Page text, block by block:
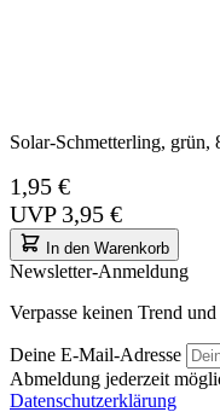
Solar-Schmetterling, grün,
1,95 €
UVP 3,95 €
In den Warenkorb
Newsletter-Anmeldung
Verpasse keinen Trend
Deine E-Mail-Adresse
Abmeldung jederzeit
Datenschutzerklärung